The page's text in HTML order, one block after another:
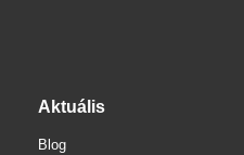
Aktuális
Blog